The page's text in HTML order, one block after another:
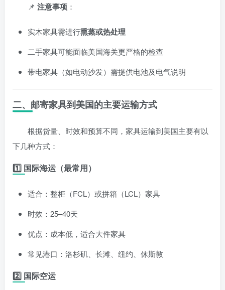
📌 注意事项 ：
实木家具需进行熏蒸或热处理
二手家具可能面临美国海关更严格的检查
带电家具（如电动沙发）需提供电池及电气说明
二、邮寄家具到美国的主要运输方式
根据货量、时效和预算不同，家具运输到美国主要有以
下几种方式：
1️⃣ 国际海运（最常用）
适合：整柜（FCL）或拼箱（LCL）家具
时效：25–40天
优点：成本低，适合大件家具
常见港口：洛杉矶、长滩、纽约、休斯敦
2️⃣ 国际空运